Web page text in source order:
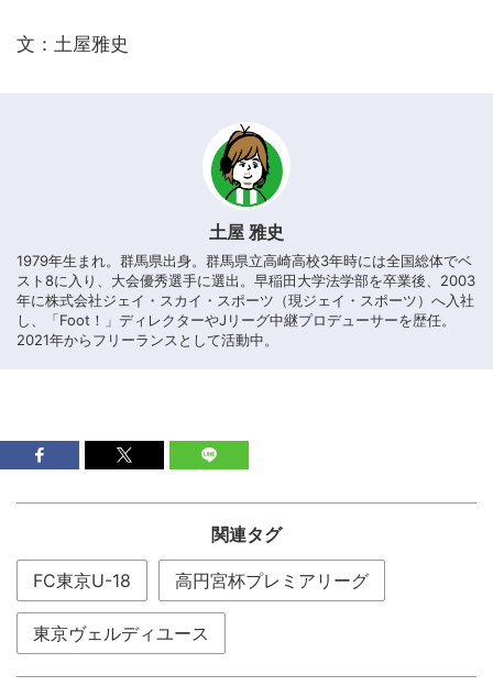
文：土屋雅史
土屋 雅史
1979年生まれ。群馬県出身。群馬県立高崎高校3年時には全国総体でベ
スト8に入り、大会優秀選手に選出。早稲田大学法学部を卒業後、2003
年に株式会社ジェイ・スカイ・スポーツ（現ジェイ・スポーツ）へ入社
し、「Foot！」ディレクターやJリーグ中継プロデューサーを歴任。
2021年からフリーランスとして活動中。
関連タグ
FC東京U-18 高円宮杯プレミアリーグ
東京ヴェルディユース